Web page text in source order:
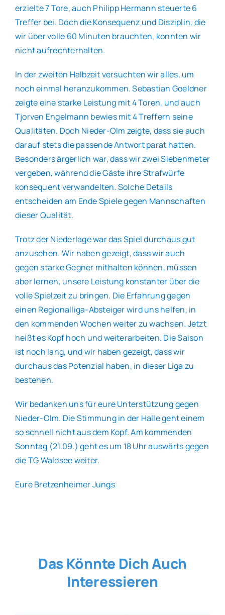
erzielte 7 Tore, auch Philipp Hermann steuerte 6
Treffer bei. Doch die Konsequenz und Disziplin, die
wir über volle 60 Minuten brauchten, konnten wir
nicht aufrechterhalten.
In der zweiten Halbzeit versuchten wir alles, um
noch einmal heranzukommen. Sebastian Goeldner
zeigte eine starke Leistung mit 4 Toren, und auch
Tjorven Engelmann bewies mit 4 Treffern seine
Qualitäten. Doch Nieder-Olm zeigte, dass sie auch
darauf stets die passende Antwort parat hatten.
Besonders ärgerlich war, dass wir zwei Siebenmeter
vergeben, während die Gäste ihre Strafwürfe
konsequent verwandelten. Solche Details
entscheiden am Ende Spiele gegen Mannschaften
dieser Qualität.
Trotz der Niederlage war das Spiel durchaus gut
anzusehen. Wir haben gezeigt, dass wir auch
gegen starke Gegner mithalten können, müssen
aber lernen, unsere Leistung konstanter über die
volle Spielzeit zu bringen. Die Erfahrung gegen
einen Regionalliga-Absteiger wird uns helfen, in
den kommenden Wochen weiter zu wachsen. Jetzt
heißt es Kopf hoch und weiterarbeiten. Die Saison
ist noch lang, und wir haben gezeigt, dass wir
durchaus das Potenzial haben, in dieser Liga zu
bestehen.
Wir bedanken uns für eure Unterstützung gegen
Nieder-Olm. Die Stimmung in der Halle geht einem
so schnell nicht aus dem Kopf. Am kommenden
Sonntag (21.09.) geht es um 18 Uhr auswärts gegen
die TG Waldsee weiter.
Eure Bretzenheimer Jungs
Das Könnte Dich Auch
Interessieren